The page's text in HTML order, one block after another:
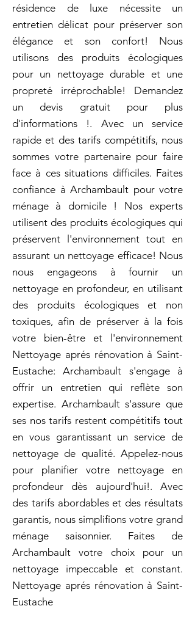
résidence de luxe nécessite un
entretien délicat pour préserver son
élégance et son confort! Nous
utilisons des produits écologiques
pour un nettoyage durable et une
propreté irréprochable! Demandez
un devis gratuit pour plus
d'informations !. Avec un service
rapide et des tarifs compétitifs, nous
sommes votre partenaire pour faire
face à ces situations difficiles. Faites
confiance à Archambault pour votre
ménage à domicile ! Nos experts
utilisent des produits écologiques qui
préservent l'environnement tout en
assurant un nettoyage efficace! Nous
nous engageons à fournir un
nettoyage en profondeur, en utilisant
des produits écologiques et non
toxiques, afin de préserver à la fois
votre bien-être et l'environnement
Nettoyage aprés rénovation à Saint-
Eustache: Archambault s'engage à
offrir un entretien qui reflète son
expertise. Archambault s'assure que
ses nos tarifs restent compétitifs tout
en vous garantissant un service de
nettoyage de qualité. Appelez-nous
pour planifier votre nettoyage en
profondeur dès aujourd'hui!. Avec
des tarifs abordables et des résultats
garantis, nous simplifions votre grand
ménage saisonnier. Faites de
Archambault votre choix pour un
nettoyage impeccable et constant.
Nettoyage aprés rénovation à Saint-
Eustache